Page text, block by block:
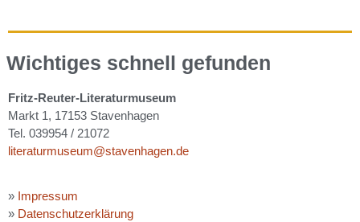
Wichtiges schnell gefunden
Fritz-Reuter-Literaturmuseum
Markt 1, 17153 Stavenhagen
Tel. 039954 / 21072
literaturmuseum@stavenhagen.de
» Impressum
» Datenschutzerklärung